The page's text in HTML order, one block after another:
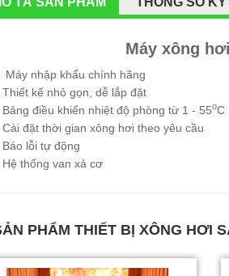
Máy xông
Máy nhập khẩu chính hãng
Thiết kế nhỏ gọn, dễ lắp đặt
Bảng điều khiển nhiệt độ phòng từ 1 - 55oC
Cài đặt thời gian xông hơi theo yêu cầu
Báo lỗi tự động
Hệ thống van xả cơ
PHẨM THIẾT BỊ XÔNG HƠI